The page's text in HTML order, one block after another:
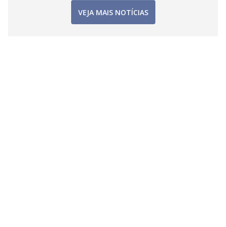
VEJA MAIS NOTÍCIAS